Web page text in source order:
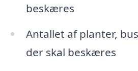
beskæres
Antallet af planter,
der skal beskæres